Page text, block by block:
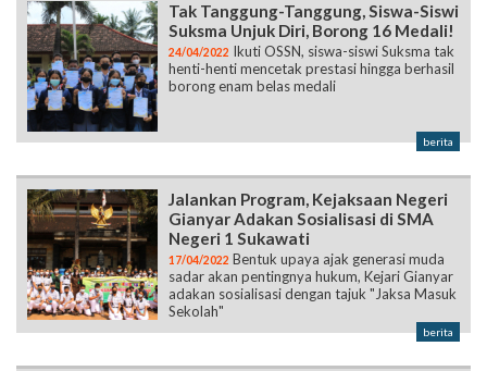
Tak Tanggung-Tanggung, Siswa-Siswi
Suksma Unjuk Diri, Borong 16 Medali!
24/04/2022 Ikuti OSSN, siswa-siswi Suksma tak
henti-henti mencetak prestasi hingga berhasil
borong enam belas medali
berita
Jalankan Program, Kejaksaan Negeri
Gianyar Adakan Sosialisasi di SMA
Negeri 1 Sukawati
17/04/2022 Bentuk upaya ajak generasi muda
sadar akan pentingnya hukum, Kejari Gianyar
adakan sosialisasi dengan tajuk "Jaksa Masuk
Sekolah"
berita